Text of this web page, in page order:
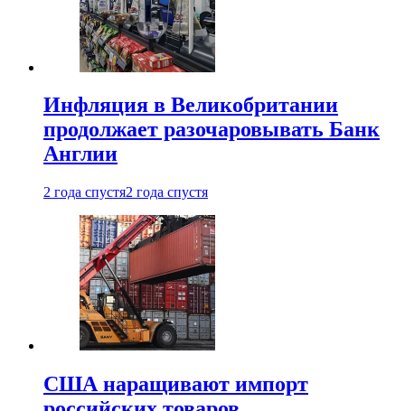
Инфляция в Великобритании
продолжает разочаровывать Банк
Англии
2 года спустя2 года спустя
США наращивают импорт